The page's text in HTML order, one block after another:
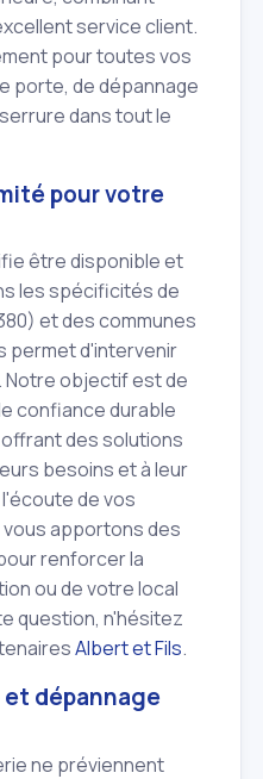
service client.
pour toutes vos
porte, de dépannage
dans tout le
pour votre
être disponible et
les spécificités de
et des communes
permet d'intervenir
Notre objectif est de
confiance durable
des solutions
besoins et à leur
de vos
apportons des
renforcer la
ou de votre local
question, n'hésitez
Albert et Fils.
dépannage
ne préviennent